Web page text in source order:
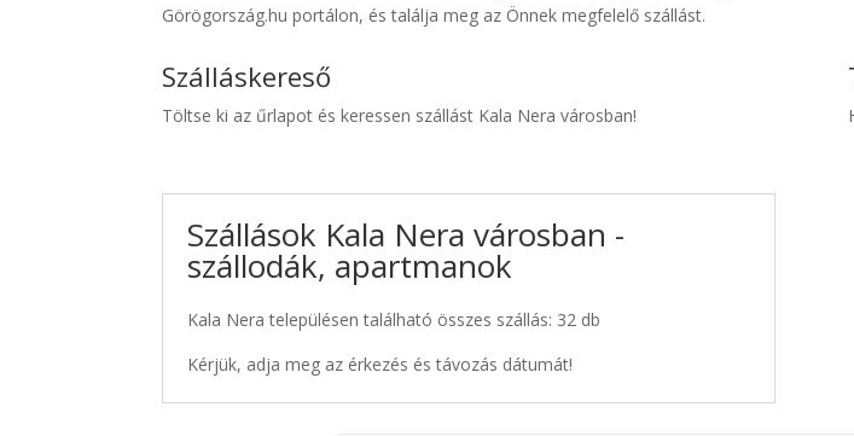
Repülőjegy
Autóbérlés
Görögország.hu portálon, és találja meg az Önnek megfelelő szállást.
Szálláskereső
Töltse ki az űrlapot és keressen szállást Kala Nera városban!
Szállások Kala Nera városban -
szállodák, apartmanok
Kala Nera településen található összes szállás: 32 db
Kérjük, adja meg az érkezés és távozás dátumát!